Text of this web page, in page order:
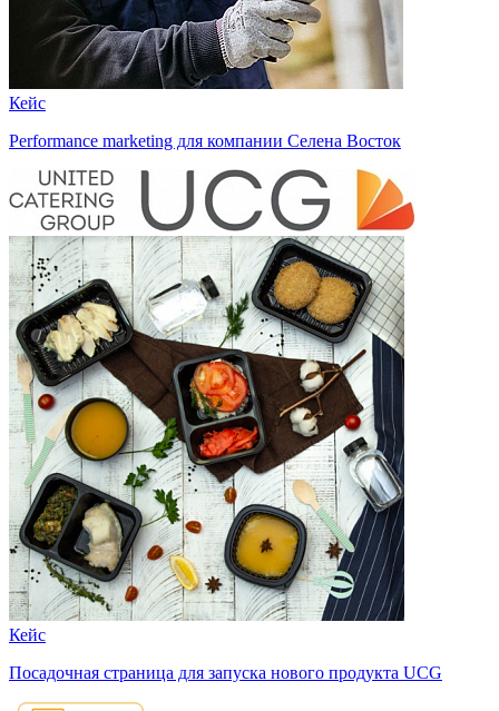
Кейс
Performance marketing для компании Селена Восток
Кейс
Посадочная страница для запуска нового продукта UCG